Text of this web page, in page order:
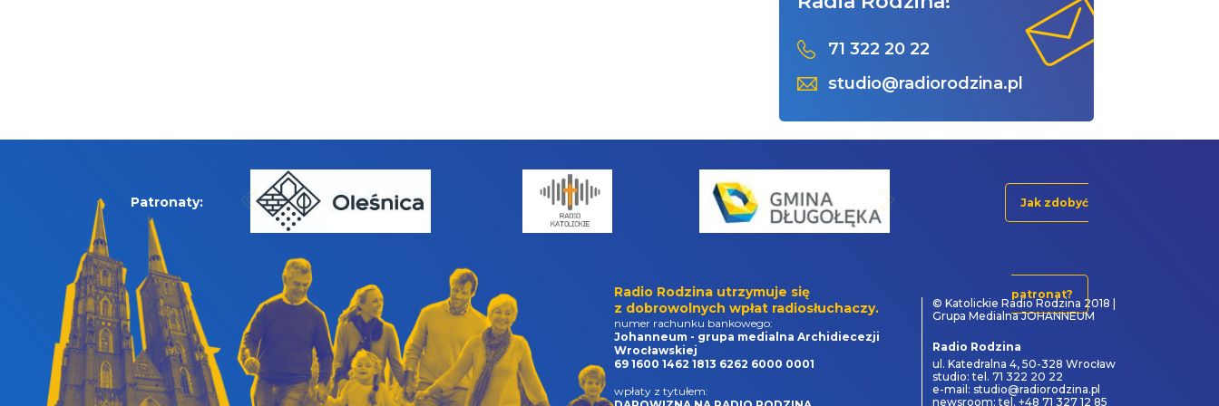
71 322 20 22
studio@radiorodzina.pl
Patronaty: Jak zdobyć
patronat?
Radio Rodzina utrzymuje się
z dobrowolnych wpłat radiosłuchaczy.
numer rachunku bankowego:
Johanneum - grupa medialna Archidiecezji
Wrocławskiej
69 1600 1462 1813 6262 6000 0001
wpłaty z tytułem:
© Katolickie Radio Rodzina 2018 |
Grupa Medialna JOHANNEUM
Radio Rodzina
ul. Katedralna 4, 50-328 Wrocław
studio: tel. 71 322 20 22
e-mail: studio@radiorodzina.pl
newsroom: tel. +48 71 327 12 85